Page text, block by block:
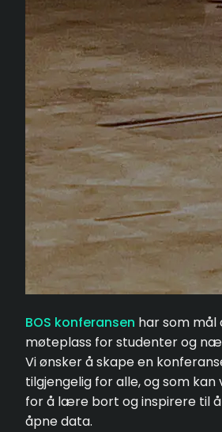
BOS konferansen har som mål
møteplass for studenter og
Vi ønsker å skape en
tilgjengelig for alle, og som
for å lære bort og inspirere til
åpne data.